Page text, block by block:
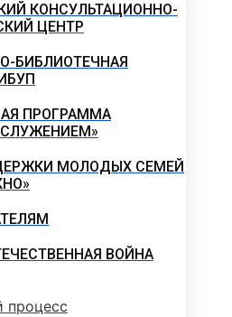
КОНСУЛЬТАЦИОННО-
ЦЕНТР
БИБЛИОТЕЧНАЯ
ПРОГРАММА
МОЛОДЫХ СЕМЕЙ
ВОЙНА
процесс